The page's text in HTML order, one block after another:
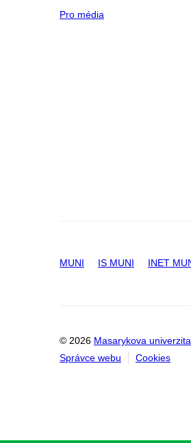
Pro média
MUNI IS MUNI INET
© 2026 Masarykova univerzita
Správce webu
Cookies